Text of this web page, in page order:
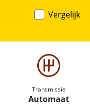
Transmissie
Automaat
Vergelijk